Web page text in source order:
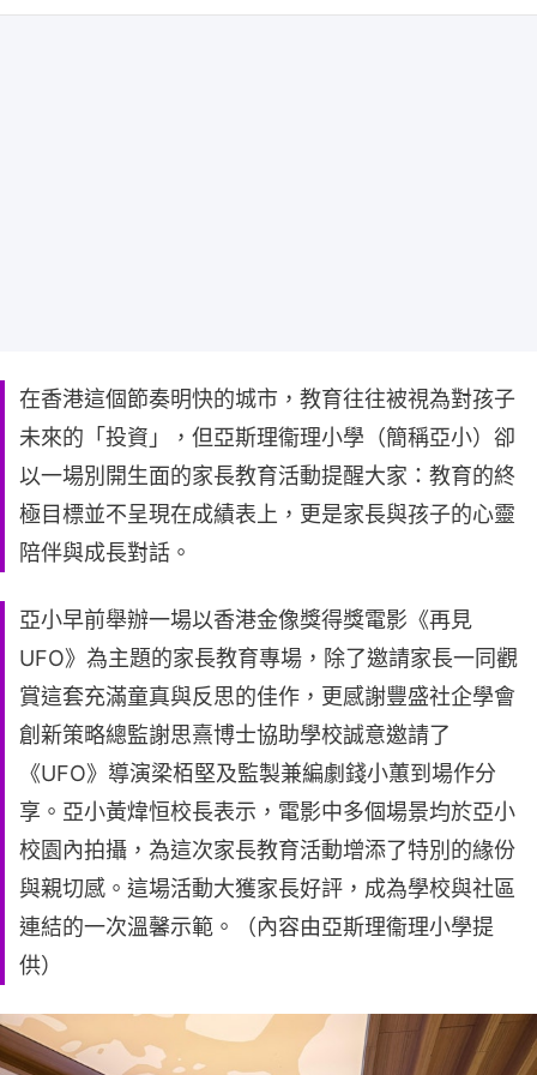
在香港這個節奏明快的城市，教育往往被視為對孩子
未來的「投資」，但亞斯理衞理小學（簡稱亞小）卻
以一場別開生面的家長教育活動提醒大家：教育的終
極目標並不呈現在成績表上，更是家長與孩子的心靈
陪伴與成長對話。
亞小早前舉辦一場以香港金像獎得獎電影《再見
UFO》為主題的家長教育專場，除了邀請家長一同觀
賞這套充滿童真與反思的佳作，更感謝豐盛社企學會
創新策略總監謝思熹博士協助學校誠意邀請了
《UFO》導演梁栢堅及監製兼編劇錢小蕙到場作分
享。亞小黃煒恒校長表示，電影中多個場景均於亞小
校園內拍攝，為這次家長教育活動增添了特別的緣份
與親切感。這場活動大獲家長好評，成為學校與社區
連結的一次溫馨示範。（內容由亞斯理衞理小學提
供）